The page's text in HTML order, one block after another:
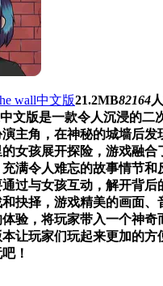
wall中文版21.2MB82164
文版是一款令人沉浸的二
主角，在神秘的城墙后发
女孩展开探险，游戏融合
满令人难忘的故事情节和
过与女孩互动，解开背后
抉择，游戏精美的画面、
验，将玩家带入一个神奇
让玩家们玩起来更加的方
！